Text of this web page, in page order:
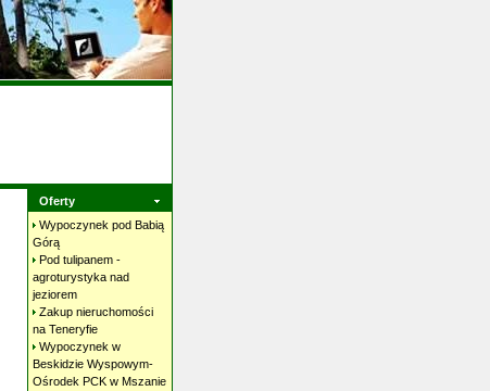
Oferty
Wypoczynek pod Babią
Górą
Pod tulipanem -
agroturystyka nad
jeziorem
Zakup nieruchomości
na Teneryfie
Wypoczynek w
Beskidzie Wyspowym-
Ośrodek PCK w Mszanie